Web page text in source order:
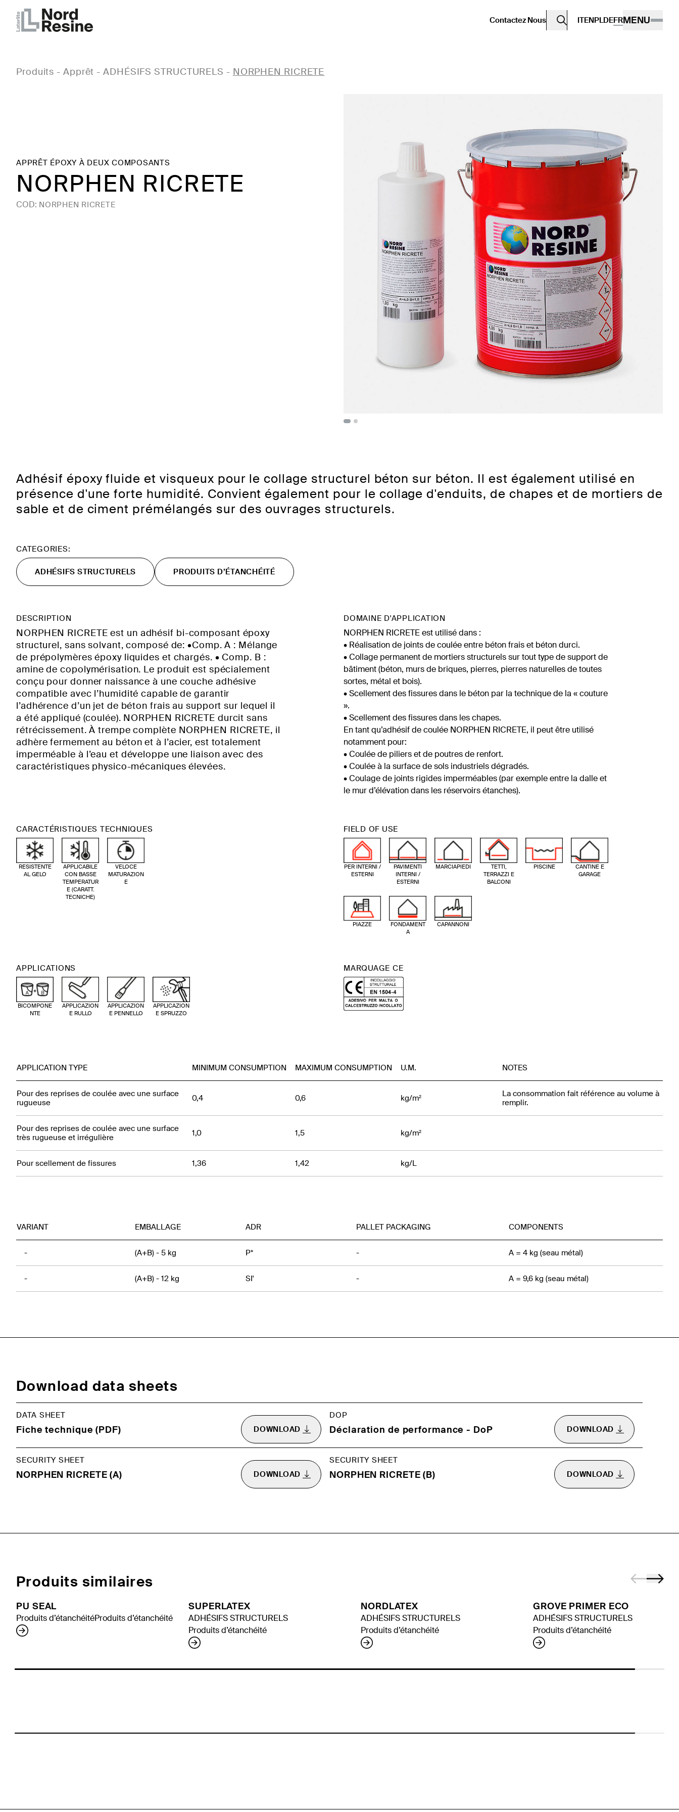
Contactez Nous ITENPLDEFRMENU
Produits - Apprêt -ADHÉSIFS STRUCTURELS - NORPHEN RICRETE
APPRÊT ÉPOXY À DEUX COMPOSANTS
NORPHEN RICRETE
COD: NORPHEN RICRETE
Adhésif époxy fluide et visqueux pour le collage structurel béton sur béton. Il est également utilisé en
présence d'une forte humidité. Convient également pour le collage d'enduits, de chapes et de mortiers de
sable et de ciment prémélangés sur des ouvrages structurels.
CATEGORIES:
ADHÉSIFS STRUCTURELS PRODUITS D’ÉTANCHÉITÉ
DESCRIPTION
NORPHEN RICRETE est un adhésif bi-composant époxy
structurel, sans solvant, composé de: •Comp. A : Mélange
de prépolymères époxy liquides et chargés. • Comp. B :
amine de copolymérisation. Le produit est spécialement
conçu pour donner naissance à une couche adhésive
compatible avec l’humidité capable de garantir
l’adhérence d’un jet de béton frais au support sur lequel il
a été appliqué (coulée). NORPHEN RICRETE durcit sans
rétrécissement. À trempe complète NORPHEN RICRETE, il
adhère fermement au béton et à l’acier, est totalement
imperméable à l’eau et développe une liaison avec des
caractéristiques physico-mécaniques élevées.
DOMAINE D'APPLICATION
NORPHEN RICRETE est utilisé dans :
• Réalisation de joints de coulée entre béton frais et béton durci.
• Collage permanent de mortiers structurels sur tout type de support de
bâtiment (béton, murs de briques, pierres, pierres naturelles de toutes
sortes, métal et bois).
• Scellement des fissures dans le béton par la technique de la « couture
».
• Scellement des fissures dans les chapes.
En tant qu’adhésif de coulée NORPHEN RICRETE, il peut être utilisé
notamment pour:
• Coulée de piliers et de poutres de renfort.
• Coulée à la surface de sols industriels dégradés.
• Coulage de joints rigides imperméables (par exemple entre la dalle et
le mur d’élévation dans les réservoirs étanches).
CARACTÉRISTIQUES TECHNIQUES
RESISTENTE
AL GELO
APPLICABILE
CON BASSE
TEMPERATUR
E (CARATT.
TECNICHE)
VELOCE
MATURAZION
E
FIELD OF USE
PER INTERNI /
ESTERNI
PAVIMENTI
INTERNI /
ESTERNI
MARCIAPIEDI
TETTI,
TERRAZZI E
BALCONI
PISCINE
CANTINE E
GARAGE
PIAZZE
FONDAMENT
A
CAPANNONI
APPLICATIONS
BICOMPONE
NTE
APPLICAZION
E RULLO
APPLICAZION
E PENNELLO
APPLICAZION
E SPRUZZO
MARQUAGE CE
APPLICATION TYPE MINIMUM CONSUMPTION MAXIMUM CONSUMPTION U.M. NOTES
Pour des reprises de coulée avec une surface
rugueuse
0,4 0,6 kg/m²
La consommation fait référence au volume à
remplir.
Pour des reprises de coulée avec une surface
très rugueuse et irrégulière
1,0 1,5 kg/m²
Pour scellement de fissures 1,36 1,42 kg/L
VARIANT EMBALLAGE ADR PALLET PACKAGING COMPONENTS
- (A+B) - 5 kg P* - A = 4 kg (seau métal)
- (A+B) - 12 kg SI' - A = 9,6 kg (seau métal)
Download data sheets
DATA SHEET
Fiche technique (PDF) DOWNLOAD
DOP
Déclaration de performance - DoP DOWNLOAD
SECURITY SHEET
NORPHEN RICRETE (A) DOWNLOAD
SECURITY SHEET
NORPHEN RICRETE (B) DOWNLOAD
Produits similaires
PU SEAL
Produits d’étanchéitéProduits d’étanchéité
SUPERLATEX
ADHÉSIFS STRUCTURELS
Produits d’étanchéité
NORDLATEX
ADHÉSIFS STRUCTURELS
Produits d’étanchéité
GROVE PRIMER ECO
ADHÉSIFS STRUCTURELS
Produits d’étanchéité